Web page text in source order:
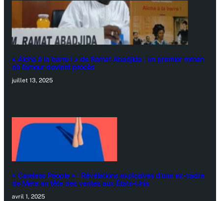
« Aïcha à la barre ! » de Ramat Abadjida : un premier roman
où l’amour devient procès
juillet 13, 2025
« Careless People » : Révélations explosives d’une ex-cadre
de Meta en tête des ventes aux États-Unis
avril 1, 2025